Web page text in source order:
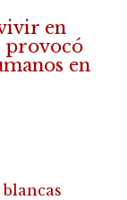
en
provocó
en